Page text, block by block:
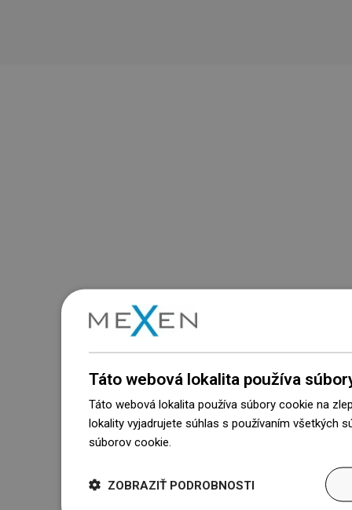
Táto webová lokalita používa
Táto webová lokalita používa súbory cookie na
lokality vyjadrujete súhlas s používaním všetkých
súborov cookie.
ZOBRAZIŤ PODROBNOSTI